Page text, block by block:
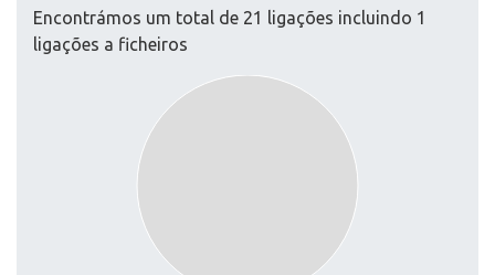
Encontrámos um total de 21 ligações incluindo 1
ligações a ficheiros